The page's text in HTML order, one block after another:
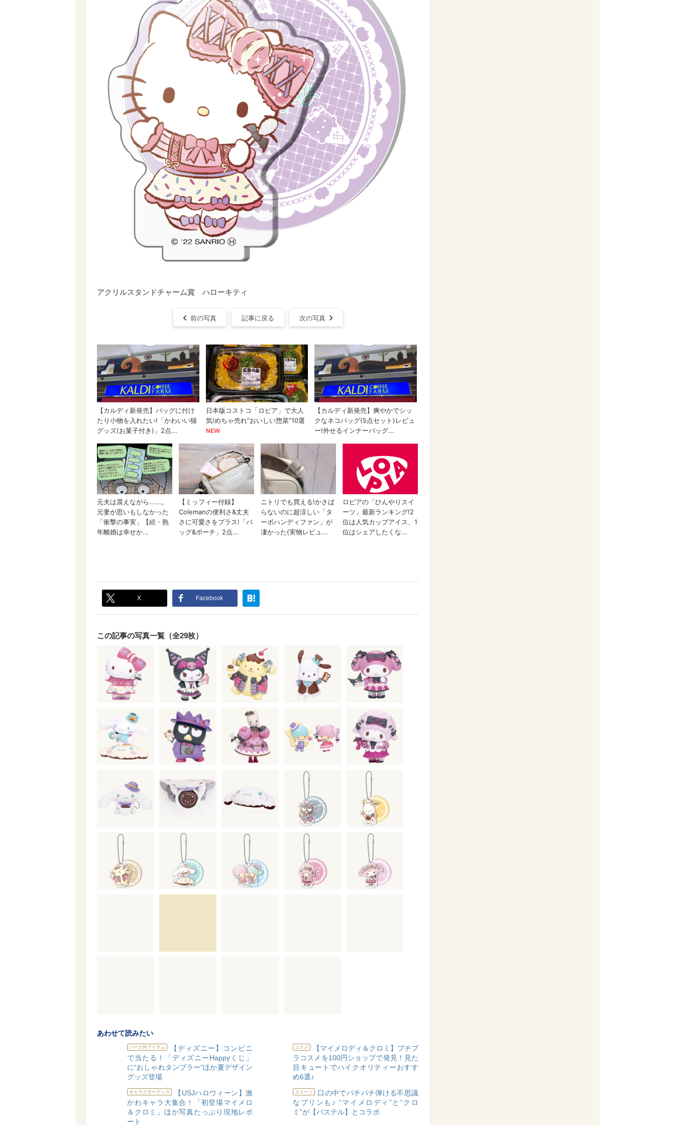
アクリルスタンドチャーム賞 ハローキティ
前の写真 記事に戻る 次の写真
X Facebook
この記事の写真一覧（全29枚）
あわせて読みたい
パーク外アイテム
【ディズニー】コンビニ
で当たる！「ディズニーHappyくじ」
に“おしゃれタンブラー”ほか夏デザイン
グッズ登場
コスメ
【マイメロディ＆クロミ】プチプ
ラコスメを100円ショップで発見！見た
目キュートでハイクオリティーおすす
め6選♪
キャラクターグッズ
【USJハロウィーン】激
かわキャラ大集合！「初登場マイメロ
＆クロミ」ほか写真たっぷり現地レポ
ート
スイーツ
口の中でパチパチ弾ける不思議
なプリンも♪ “マイメロディ”と“クロ
ミ”が【パステル】とコラボ